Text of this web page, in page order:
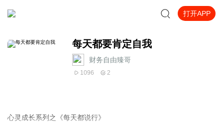
打开APP
每天都要肯定自我
财务自由臻哥
1096 2
心灵成长系列之《每天都说行》